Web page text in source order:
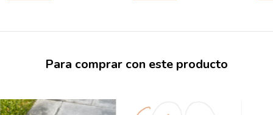
Para comprar con este producto